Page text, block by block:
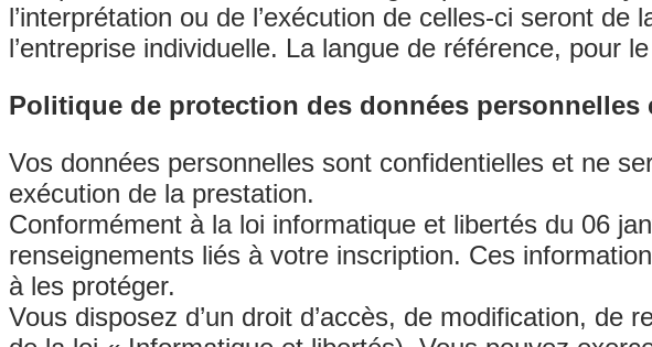
l’interprétation ou de l’exécution de celles-ci seront
l’entreprise individuelle. La langue de référence, pour
Politique de protection des données
Vos données personnelles sont confidentielles et ne
exécution de la prestation.
Conformément à la loi informatique et libertés du 06
renseignements liés à votre inscription. Ces
à les protéger.
Vous disposez d’un droit d’accès, de modification,